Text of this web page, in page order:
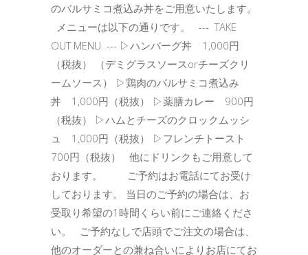
のバルサミコ煮込み丼をご用意いたします。
メニューは以下の通りです。 --- TAKE
OUT MENU --- ▷ハンバーグ丼 1,000円
（税抜） （デミグラスソースorチーズクリ
ームソース） ▷鶏肉のバルサミコ煮込み
丼 1,000円（税抜） ▷薬膳カレー 900円
（税抜） ▷ハムとチーズのクロックムッシ
ュ 1,000円（税抜） ▷フレンチトースト
700円（税抜） 他にドリンクもご用意して
おります。 ご予約はお電話にてお受け
しております。 当日のご予約の場合は、お
受取り希望の1時間くらい前にご連絡くださ
い。 ご予約なしで店頭でご注文の場合は、
他のオーダーとの兼ね合いによりお店にてお